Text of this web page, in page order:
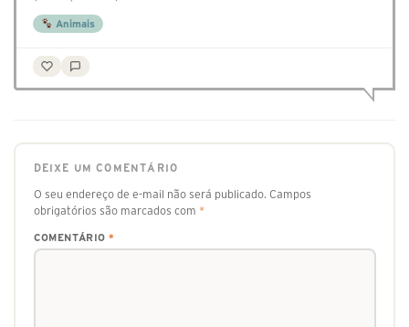
Animais
DEIXE UM COMENTÁRIO
O seu endereço de e-mail não será publicado. Campos
obrigatórios são marcados com *
COMENTÁRIO *